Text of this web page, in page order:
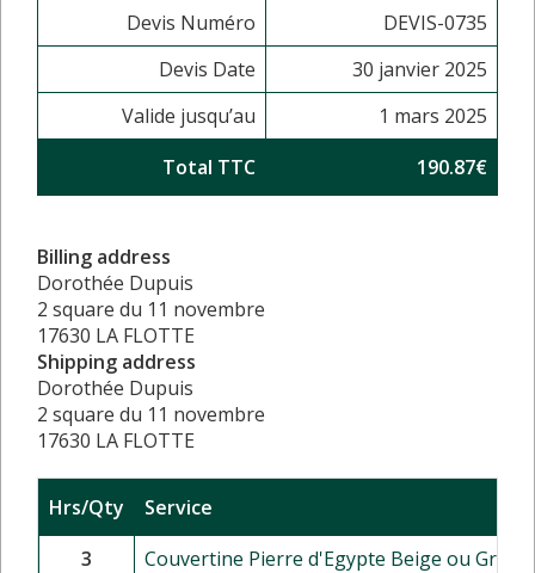
Devis Numéro
DEVIS-0735
Devis Date
30 janvier 2025
Valide jusqu’au
1 mars 2025
Total TTC
190.87€
Billing address
Dorothée Dupuis
2 square du 11 novembre
17630 LA FLOTTE
Shipping address
Dorothée Dupuis
2 square du 11 novembre
17630 LA FLOTTE
Hrs/Qty
Service
3
Couvertine Pierre d'Egypte Beige ou Grise